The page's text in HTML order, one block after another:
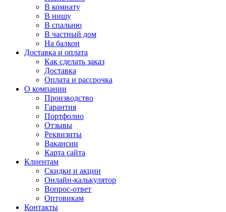
В комнату
В нишу
В спальню
В частный дом
На балкон
Доставка и оплата
Как сделать заказ
Доставка
Оплата и рассрочка
О компании
Производство
Гарантия
Портфолио
Отзывы
Реквизиты
Вакансии
Карта сайта
Клиентам
Скидки и акции
Онлайн-калькулятор
Вопрос-ответ
Оптовикам
Контакты